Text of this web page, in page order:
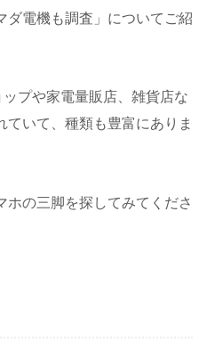
ダ電機も調査」についてご紹
プや家電量販店、雑貨店な
ていて、種類も豊富にありま
の三脚を探してみてくださ